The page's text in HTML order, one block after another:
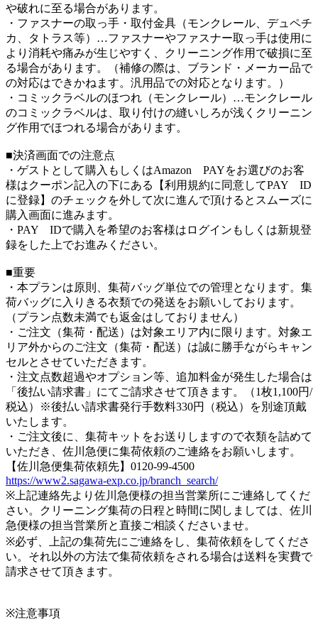
や破れに至る場合があります。
・ファスナーの取っ手・取付金具（モンクレール、デュペチ
カ、タトラス等）…ファスナーやファスナー取っ手は使用に
より消耗や痛みが生じやすく、クリーニング作用で破損に至
る場合があります。（補修の際は、ブランド・メーカー品で
の対応はできかねます。汎用品での対応となります。）
・コミックラベルのほつれ（モンクレール）…モンクレール
のコミックラベルは、取り付けの縫いしろが浅くクリーニン
グ作用でほつれる場合があります。
■決済画面での注意点
・ゲストとして購入もしくはAmazon PAYをお選びのお客
様はクーポン記入の下にある【利用規約に同意してPAY ID
に登録】のチェックを外して次に進んで頂けるとスムーズに
購入画面に進みます。
・PAY IDで購入を希望のお客様はログインもしくは新規登
録をした上でお進みください。
■重要
・本プランは原則、集荷バッグ単位での管理となります。集
荷バッグに入りきる衣類での発送をお願いしております。
（プラン点数未満でも返金はしておりません）
・ご注文（集荷・配送）は対象エリア内に限ります。対象エ
リア外からのご注文（集荷・配送）は誠に勝手ながらキャン
セルとさせていただきます。
・注文点数超過やオプション等、追加料金が発生した場合は
「後払い請求書」にてご請求させて頂きます。（1枚1,100円/
税込）※後払い請求書発行手数料330円（税込）を別途頂戴
いたします。
・ご注文後に、集荷キットをお送りしますので衣類を詰めて
いただき、佐川急便に集荷依頼のご連絡をお願いします。
【佐川急便集荷依頼先】0120-99-4500
https://www2.sagawa-exp.co.jp/branch_search/
※上記連絡先より佐川急便様の担当営業所にご連絡してくだ
さい。クリーニング集荷の日程と時間に関しましては、佐川
急便様の担当営業所と直接ご相談くださいませ。
※必ず、上記の集荷先にご連絡をし、集荷依頼をしてくださ
い。それ以外の方法で集荷依頼をされる場合は送料を実費で
請求させて頂きます。
※注意事項